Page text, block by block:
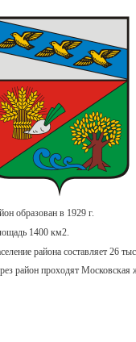
образован в 1929 г.
1400 км2.
района составляет 26
район проходят Московская